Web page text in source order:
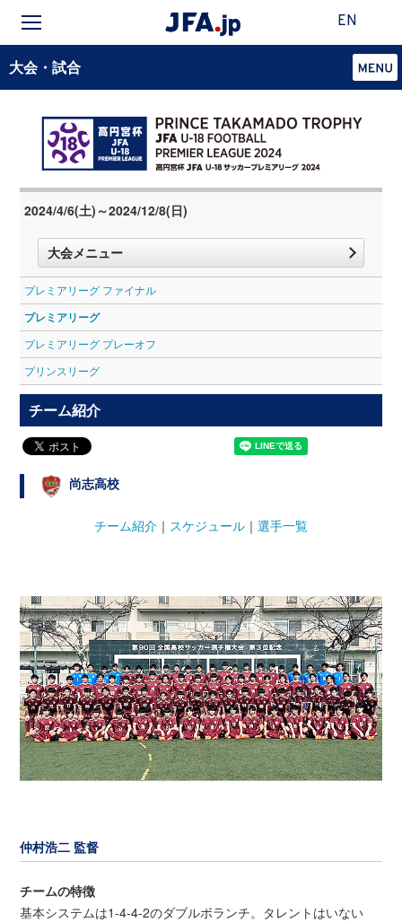
EN
大会・試合
2024/4/6(土)～2024/12/8(日)
大会メニュー
プレミアリーグ ファイナル
プレミアリーグ
プレミアリーグ プレーオフ
プリンスリーグ
チーム紹介
尚志高校
チーム紹介 ｜ スケジュール ｜ 選手一覧
仲村浩二 監督
チームの特徴
基本システムは1-4-4-2のダブルボランチ。タレントはいない